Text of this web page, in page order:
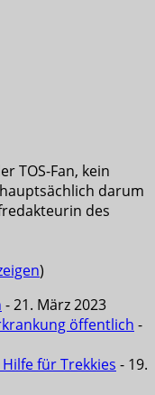
TOS-Fan, kein
darum
des
)
- 21. März 2023
öffentlich -
für Trekkies - 19.